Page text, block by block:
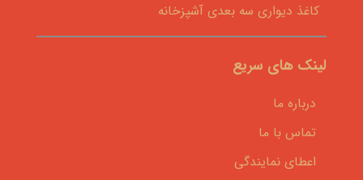
کاغذ دیواری سه بعدی آشپزخانه
لینک های سریع
درباره ما
تماس با ما
اعطای نمایندگی